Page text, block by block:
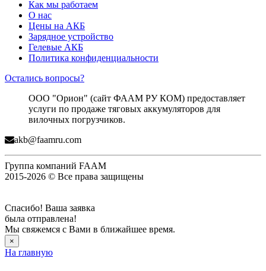
Как мы работаем
О нас
Цены на АКБ
Зарядное устройство
Гелевые АКБ
Политика конфиденциальности
Остались вопросы?
ООО "Орион" (сайт ФААМ РУ КОМ) предоставляет
услуги по продаже тяговых аккумуляторов для
вилочных погрузчиков.
akb@faamru.com
Группа компаний FAAM
2015-2026 © Все права защищены
Спасибо! Ваша заявка
была отправлена!
Мы свяжемся с Вами в ближайшее время.
×
На главную